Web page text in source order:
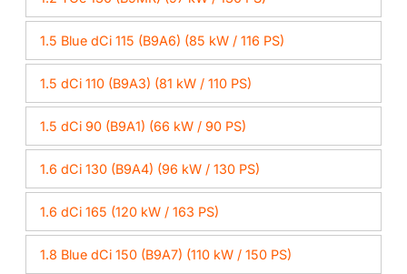
1.5 Blue dCi 115 (B9A6) (85 kW / 116 PS)
1.5 dCi 110 (B9A3) (81 kW / 110 PS)
1.5 dCi 90 (B9A1) (66 kW / 90 PS)
1.6 dCi 130 (B9A4) (96 kW / 130 PS)
1.6 dCi 165 (120 kW / 163 PS)
1.8 Blue dCi 150 (B9A7) (110 kW / 150 PS)